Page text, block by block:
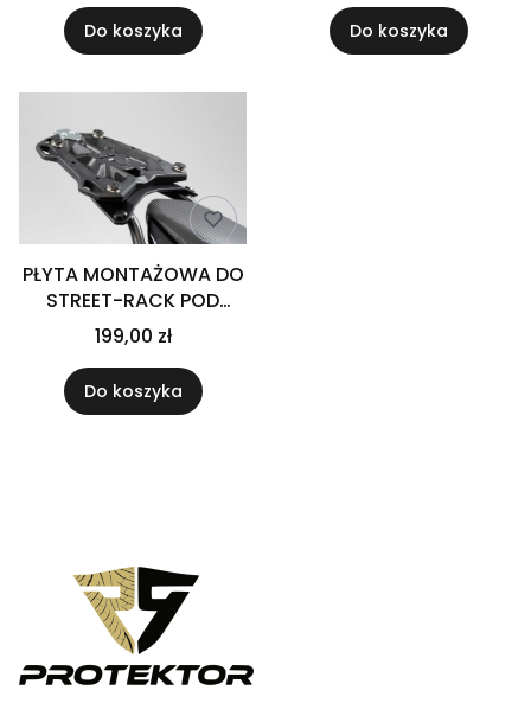
DUSC
Do koszyka
MOTECH
Do koszyka
PŁYTA MONTAŻOWA DO
STREET-RACK POD
KUFER CENTRALNY TRAX
ADAPTER PLATE SW-
MOTECH
199,00 zł
Do koszyka